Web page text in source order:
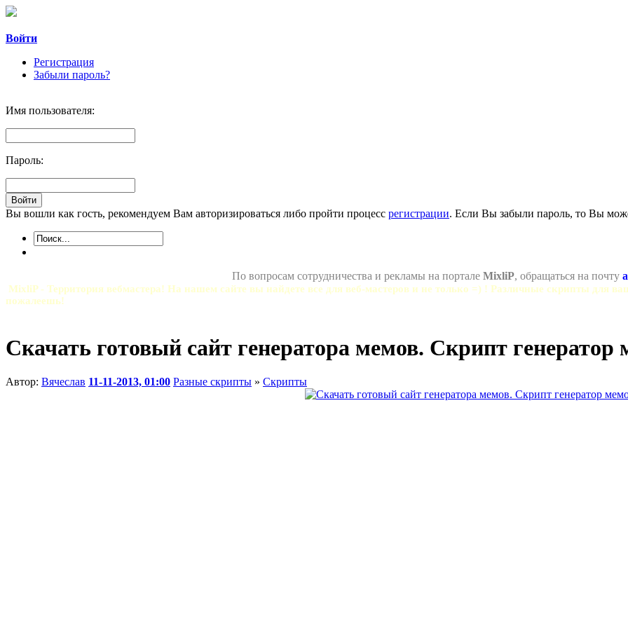
Войти
Регистрация
Забыли пароль?
Имя пользователя:
Пароль:
Вы вошли как гость, рекомендуем Вам авторизироваться либо пройти процесс регистрации. Если Вы забыли пароль, то Вы
По вопросам сотрудничества и рекламы на портале MixliP, обращаться на почту
MixliP - Территория вебмастера! На нашем сайте вы найдете все для веб-мастеров и не только =) ! Различные скрипты для
пожалеешь!
Скачать готовый сайт генератора мемов. Скрипт генератор
Автор: Вячеслав 11-11-2013, 01:00 Разные скрипты » Скрипты